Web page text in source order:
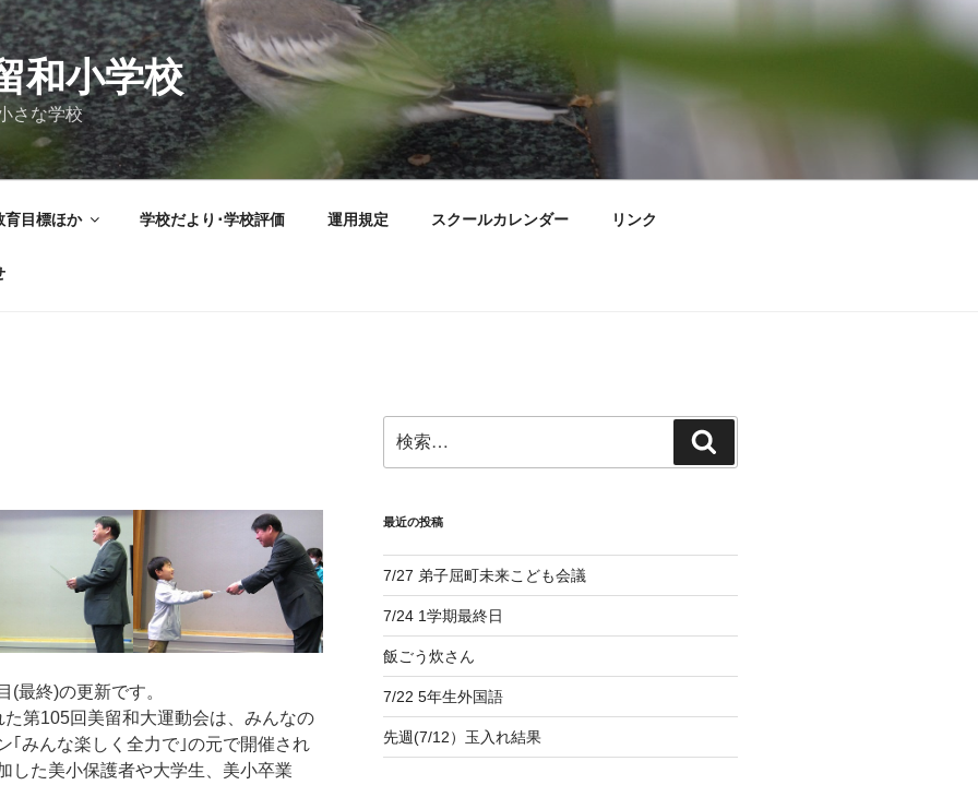
和小学校
さな学校
育目標ほか 学校だより･学校評価 運用規定 スクールカレンダー リンク
最終)の更新です。
第105回美留和大運動会は、みんなの
｢みんな楽しく全力で｣の元で開催され
した美小保護者や大学生、美小卒業
索:
索
最近の投稿
7/27 弟子屈町未来こども会議
7/24 1学期最終日
飯ごう炊さん
7/22 5年生外国語
先週(7/12）玉入れ結果